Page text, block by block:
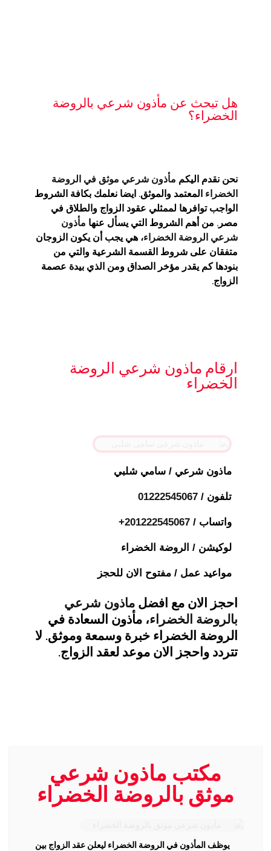
هل تبحث عن مأذون شرعي بالروضة
الخضراء؟
نحن نقدم اليكم مأذون شرعي موثق في الروضة
الخضراء المعتمد والموثق. ايضا نعلمك بكافة الشروط
الواجب توافرها لممثلي عقود الزواج والطلاق في
مصر. من أهم الشروط التي يسأل عنها مأذون
شرعي الروضة الخضراء، هي يجب أن يكون الزوجان
متفقان على شروط القسمة الشرعية والتي من
بنودها كم يقدر مؤخر الصداق ومن الذي بيدة عصمة
الزواج.
ارقام ماذون شرعي الروضة
الخضراء
ماذون شرعي / سامي شلبي
تلفون / 01222545067⁩
واتساب / ⁦ +201222545067⁩
لوكيشن / الروضة الخضراء
مواعيد عمل / مفتوح الان للحجز
احجز الان مع افضل ماذون شرعي
بالروضة الخضراء، مأذون السعادة في
الروضة الخضراء خبرة وسمعة وموثق. لا
تتردد واحجز الان موعد لعقد الزواج.
مكتب ماذون شرعي
موثق بالروضة الخضراء
يوظف المأذون في الروضة الخضراء ليعلن عقد الزواج بين